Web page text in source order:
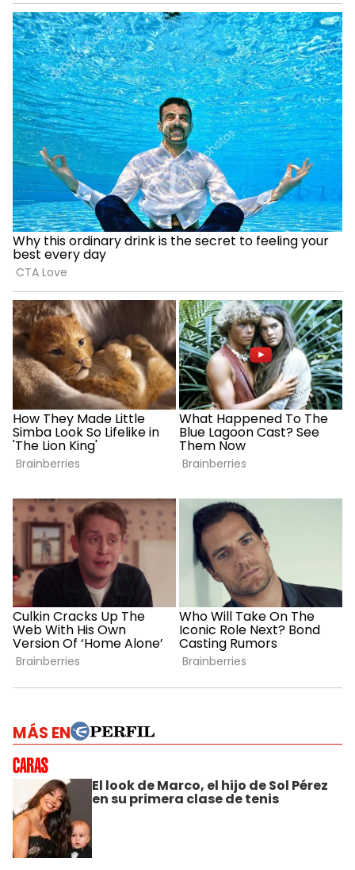
MÁS EN
El look de Marco, el hijo de Sol Pérez
en su primera clase de tenis